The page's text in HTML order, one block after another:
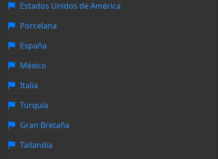
Estados Unidos de América
Porcelana
España
México
Italia
Turquía
Gran Bretaña
Tailandia